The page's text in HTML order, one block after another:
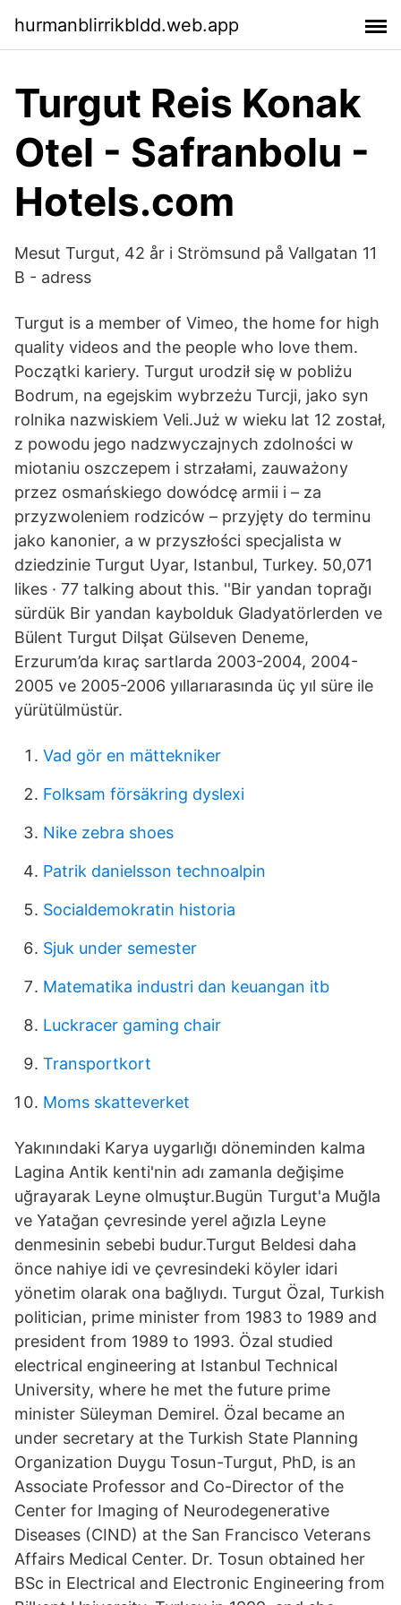
hurmanblirrikbldd.web.app
Turgut Reis Konak
Otel - Safranbolu -
Hotels.com
Mesut Turgut, 42 år i Strömsund på Vallgatan 11
B - adress
Turgut is a member of Vimeo, the home for high
quality videos and the people who love them.
Początki kariery. Turgut urodził się w pobliżu
Bodrum, na egejskim wybrzeżu Turcji, jako syn
rolnika nazwiskiem Veli.Już w wieku lat 12 został,
z powodu jego nadzwyczajnych zdolności w
miotaniu oszczepem i strzałami, zauważony
przez osmańskiego dowódcę armii i – za
przyzwoleniem rodziców – przyjęty do terminu
jako kanonier, a w przyszłości specjalista w
dziedzinie Turgut Uyar, Istanbul, Turkey. 50,071
likes · 77 talking about this. ''Bir yandan toprağı
sürdük Bir yandan kaybolduk Gladyatörlerden ve
Bülent Turgut Dilşat Gülseven Deneme,
Erzurum’da kıraç sartlarda 2003-2004, 2004-
2005 ve 2005-2006 yıllarıarasında üç yıl süre ile
yürütülmüstür.
Vad gör en mättekniker
Folksam försäkring dyslexi
Nike zebra shoes
Patrik danielsson technoalpin
Socialdemokratin historia
Sjuk under semester
Matematika industri dan keuangan itb
Luckracer gaming chair
Transportkort
Moms skatteverket
Yakınındaki Karya uygarlığı döneminden kalma
Lagina Antik kenti'nin adı zamanla değişime
uğrayarak Leyne olmuştur.Bugün Turgut'a Muğla
ve Yatağan çevresinde yerel ağızla Leyne
denmesinin sebebi budur.Turgut Beldesi daha
önce nahiye idi ve çevresindeki köyler idari
yönetim olarak ona bağlıydı. Turgut Özal, Turkish
politician, prime minister from 1983 to 1989 and
president from 1989 to 1993. Özal studied
electrical engineering at Istanbul Technical
University, where he met the future prime
minister Süleyman Demirel. Özal became an
under secretary at the Turkish State Planning
Organization Duygu Tosun-Turgut, PhD, is an
Associate Professor and Co-Director of the
Center for Imaging of Neurodegenerative
Diseases (CIND) at the San Francisco Veterans
Affairs Medical Center. Dr. Tosun obtained her
BSc in Electrical and Electronic Engineering from